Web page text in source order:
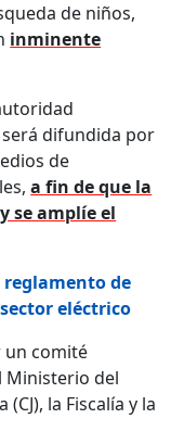
de niños,
inminente
difundida por
de
a fin de que la
se amplíe el
de
eléctrico
un comité
del
la Fiscalía y la